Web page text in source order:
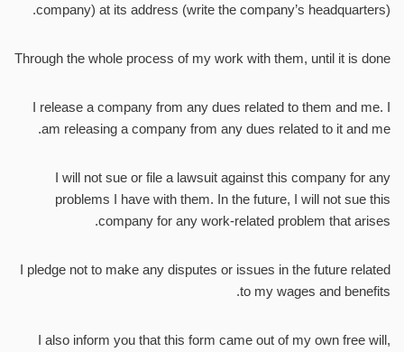
company) at its address (write the company’s headquarters).
Through the whole process of my work with them, until it is done
I release a company from any dues related to them and me. I
am releasing a company from any dues related to it and me.
I will not sue or file a lawsuit against this company for any
problems I have with them. In the future, I will not sue this
company for any work-related problem that arises.
I pledge not to make any disputes or issues in the future related
to my wages and benefits.
I also inform you that this form came out of my own free will,